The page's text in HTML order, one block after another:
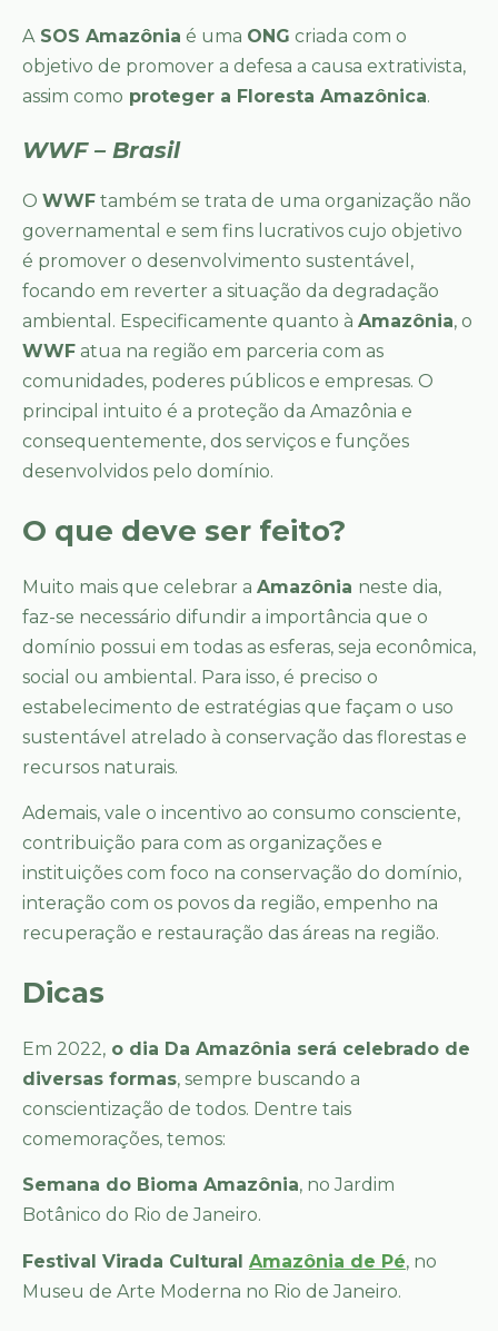
ASOS Amazônia é uma ONG criada com o
objetivo de promover a defesa a causa extrativista,
assim como proteger a Floresta Amazônica.
WWF – Brasil
O WWF também se trata de uma organização não
governamental e sem fins lucrativos cujo objetivo
é promover o desenvolvimento sustentável,
focando em reverter a situação da degradação
ambiental. Especificamente quanto à Amazônia, o
WWF atua na região em parceria com as
comunidades, poderes públicos e empresas. O
principal intuito é a proteção da Amazônia e
consequentemente, dos serviços e funções
desenvolvidos pelo domínio.
O que deve ser feito?
Muito mais que celebrar a Amazônia neste dia,
faz-se necessário difundir a importância que o
domínio possui em todas as esferas, seja econômica,
social ou ambiental. Para isso, é preciso o
estabelecimento de estratégias que façam o uso
sustentável atrelado à conservação das florestas e
recursos naturais.
Ademais, vale o incentivo ao consumo consciente,
contribuição para com as organizações e
instituições com foco na conservação do domínio,
interação com os povos da região, empenho na
recuperação e restauração das áreas na região.
Dicas
Em 2022, o dia Da Amazônia será celebrado de
diversas formas, sempre buscando a
conscientização de todos. Dentre tais
comemorações, temos:
Semana do Bioma Amazônia, no Jardim
Botânico do Rio de Janeiro.
Festival Virada Cultural Amazônia de Pé, no
Museu de Arte Moderna no Rio de Janeiro.